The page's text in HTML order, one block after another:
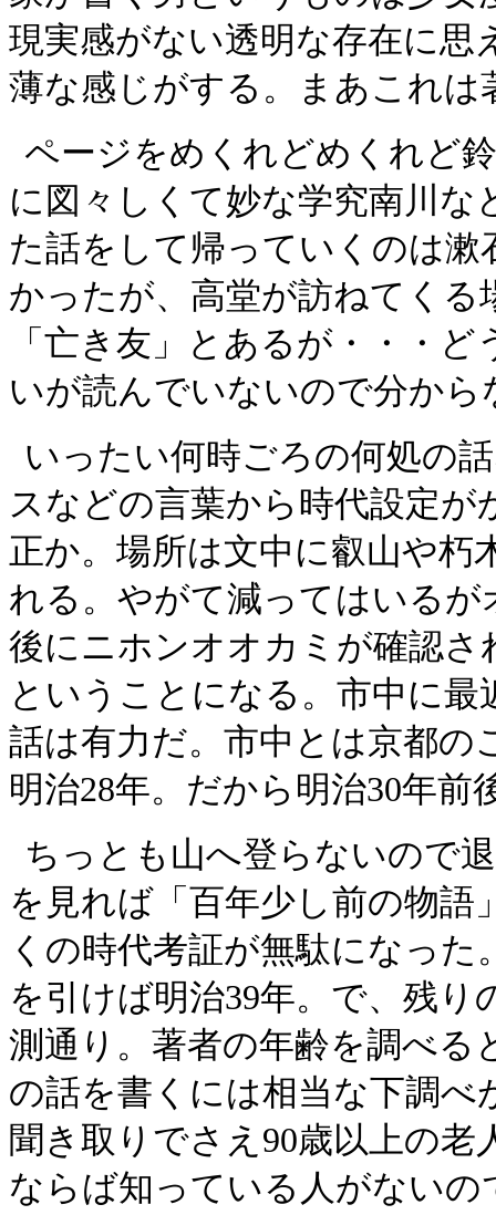
現実感がない透明な存在に思
薄な感じがする。まあこれ
ページをめくれどめくれど
に図々しくて妙な学究南川
た話をして帰っていくのは
かったが、高堂が訪ねてく
「亡き友」とあるが・・・
いが読んでいないので分から
いったい何時ごろの何処の
スなどの言葉から時代設定
正か。場所は文中に叡山や朽
れる。やがて減ってはいる
後にニホンオオカミが確認さ
ということになる。市中に
話は有力だ。市中とは京都
明治28年。だから明治30年前
ちっとも山へ登らないので
を見れば「百年少し前の物
くの時代考証が無駄になった
を引けば明治39年。で、残り
測通り。著者の年齢を調べる
の話を書くには相当な下調べ
聞き取りでさえ 90歳以上の老
ならば知っている人がない